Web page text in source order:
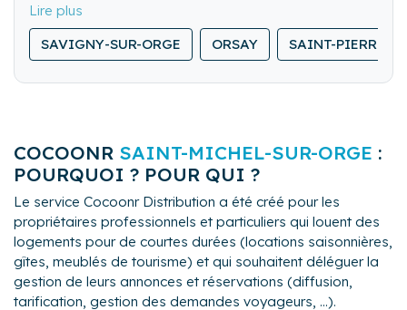
visite des lieux. Nous pouvons également gérer les
locations de dernière minute.
Nous nettoyons de fond en comble l’ensemble du
logement.
Nous lavons, repassons et rangeons le linge de
SAVIGNY-SUR-ORGE ORSAY SAINT-PIERRE-
COCOONR SAINT-MICHEL-SUR-ORGE :
POURQUOI ? POUR QUI ?
Le service Cocoonr Distribution a été créé pour les
propriétaires professionnels et particuliers qui louent des
logements pour de courtes durées (locations saisonnières,
gîtes, meublés de tourisme) et qui souhaitent déléguer la
gestion de leurs annonces et réservations (diffusion,
tarification, gestion des demandes voyageurs, ...).